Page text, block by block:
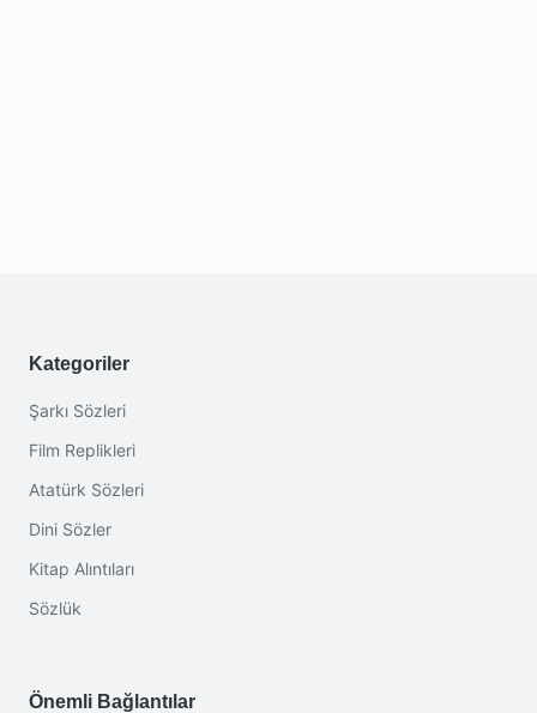
Kategoriler
Şarkı Sözleri
Film Replikleri
Atatürk Sözleri
Dini Sözler
Kitap Alıntıları
Sözlük
Önemli Bağlantılar